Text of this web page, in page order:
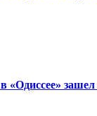
«Одиссее»